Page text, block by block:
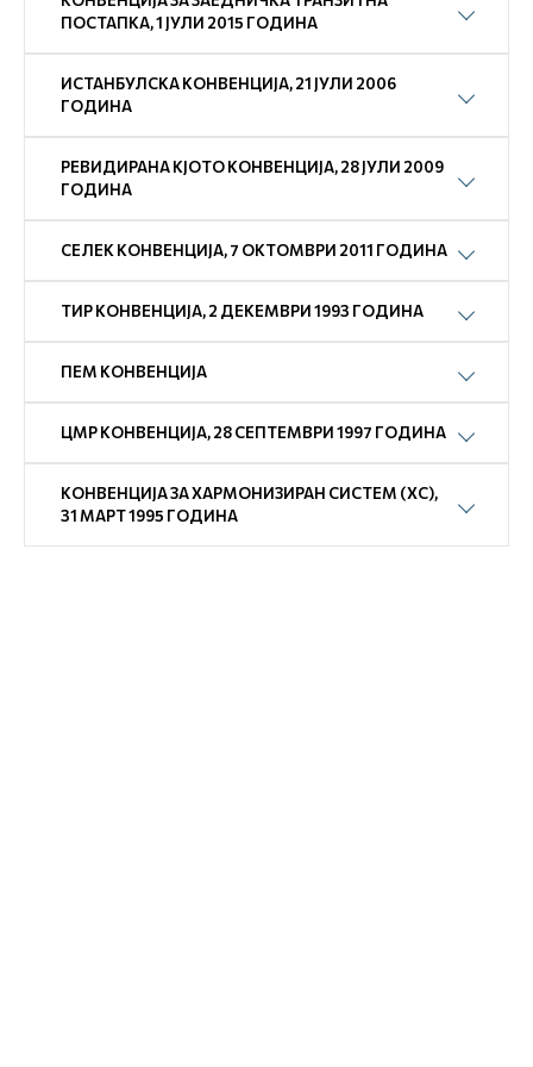
ПОСТАПКА, 1 ЈУЛИ 2015 ГОДИНА
ИСТАНБУЛСКА КОНВЕНЦИЈА, 21 ЈУЛИ 2006
ГОДИНА
РЕВИДИРАНА КЈОТО КОНВЕНЦИЈА, 28 ЈУЛИ 2009
ГОДИНА
СЕЛЕК КОНВЕНЦИЈА, 7 ОКТОМВРИ 2011 ГОДИНА
ТИР КОНВЕНЦИЈА, 2 ДЕКЕМВРИ 1993 ГОДИНА
ПEM КОНВЕНЦИЈА
ЦМР КОНВЕНЦИЈА, 28 СЕПТЕМВРИ 1997 ГОДИНА
КОНВЕНЦИЈА ЗА ХАРМОНИЗИРАН СИСТЕМ (ХС),
31 МАРТ 1995 ГОДИНА